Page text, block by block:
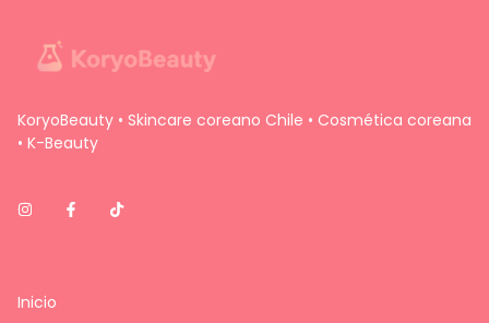
KoryoBeauty • Skincare coreano Chile • Cosmética coreana
• K-Beauty
Inicio